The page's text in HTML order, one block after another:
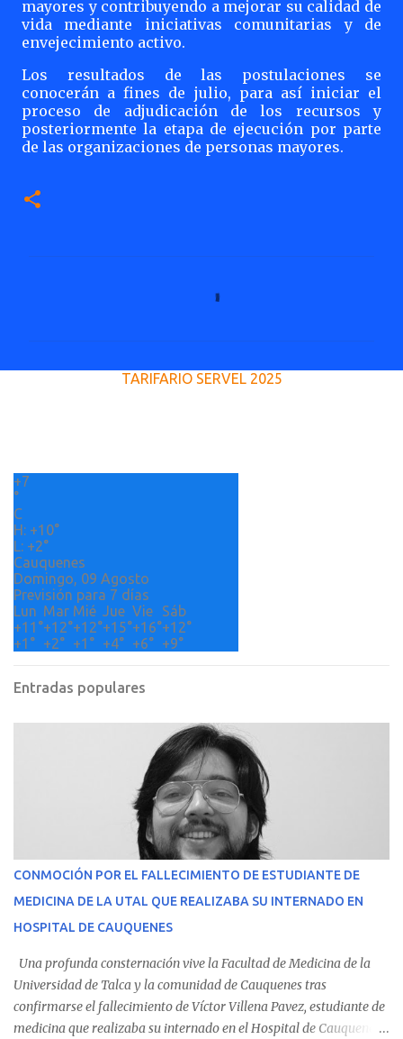
mayores y contribuyendo a mejorar su calidad de
vida mediante iniciativas comunitarias y de
envejecimiento activo.
Los resultados de las postulaciones se
conocerán a fines de julio, para así iniciar el
proceso de adjudicación de los recursos y
posteriormente la etapa de ejecución por parte
de las organizaciones de personas mayores.
s
TARIFARIO SERVEL 2025
+7
°
C
H: +10°
L: +2°
Cauquenes
Domingo, 09 Agosto
Previsión para 7 días
Lun Mar Mié Jue Vie
Sáb
+11°+12°+12°+15°+16°+12°
+1° +2° +1° +4° +6° +9°
Entradas populares
CONMOCIÓN POR EL FALLECIMIENTO DE ESTUDIANTE DE
MEDICINA DE LA UTAL QUE REALIZABA SU INTERNADO EN
HOSPITAL DE CAUQUENES
Una profunda consternación vive la Facultad de Medicina de la
Universidad de Talca y la comunidad de Cauquenes tras
confirmarse el fallecimiento de Víctor Villena Pavez, estudiante de
medicina que realizaba su internado en el Hospital de Cauquenes.